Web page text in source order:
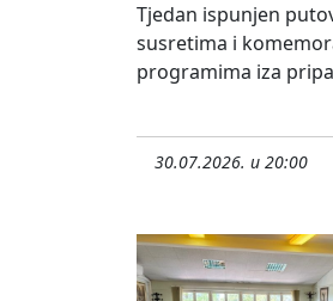
Tjedan ispunjen
susretima i
programima iza
30.07.2026. u 20:00